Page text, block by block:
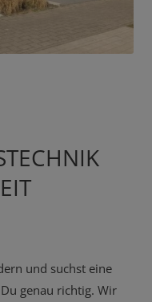
und suchst eine
genau richtig. Wir